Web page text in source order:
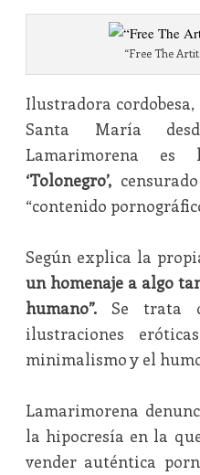
“Free The
Ilustradora
Santa María
Lamarimorena
‘Tolonegro’,
“contenido
Según explica la
un homenaje a algo
humano”.Se trata
ilustraciones
minimalismo y el
Lamarimorena
la hipocresía en la
vender auténtica